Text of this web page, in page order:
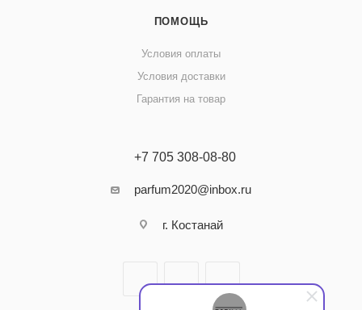
ПОМОЩЬ
Условия оплаты
Условия доставки
Гарантия на товар
+7 705 308-08-80
parfum2020@inbox.ru
г. Костанай